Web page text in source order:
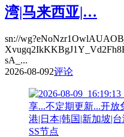
湾|马来西亚|…
sn://
sA_...
2026-08-092评论
SS节点